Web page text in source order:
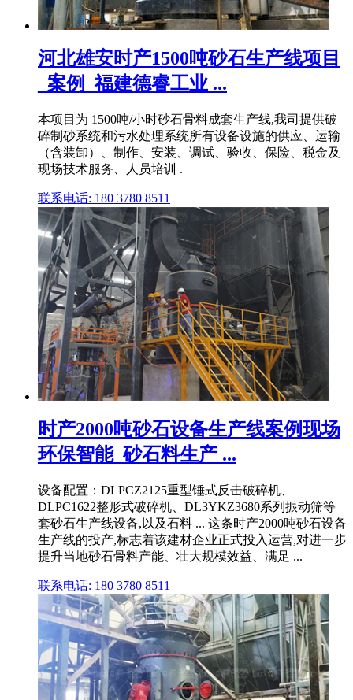
河北雄安时产1500吨砂石生产线项目
_案例_福建德睿工业 ...
本项目为 1500吨/小时砂石骨料成套生产线,我司提供破
碎制砂系统和污水处理系统所有设备设施的供应、运输
（含装卸）、制作、安装、调试、验收、保险、税金及
现场技术服务、人员培训 .
联系电话: 180 3780 8511
时产2000吨砂石设备生产线案例现场
环保智能_砂石料生产 ...
设备配置：DLPCZ2125重型锤式反击破碎机、
DLPC1622整形式破碎机、DL3YKZ3680系列振动筛等
套砂石生产线设备,以及石料 ... 这条时产2000吨砂石设备
生产线的投产,标志着该建材企业正式投入运营,对进一步
提升当地砂石骨料产能、壮大规模效益、满足 ...
联系电话: 180 3780 8511